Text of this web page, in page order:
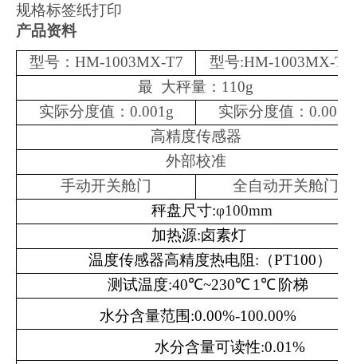
规格标签纸打印
产品资料
型号： HM-1003MX-T7 型号:HM-1003MX-
最 大秤量： 110g
实际分度值： 0.001g 实际分度值： 0.001g
高精度传感器
外部校准
手动开关舱门
全自动开关舱门
秤盘尺寸:φ100mm
加热源:卤素灯
温度传感器高精度热电阻: （PT100）
测试温度:40℃~230℃ 1 ℃ 阶梯
水分含量范围:0.00%-100.00%
水分含量可读性:0.01%